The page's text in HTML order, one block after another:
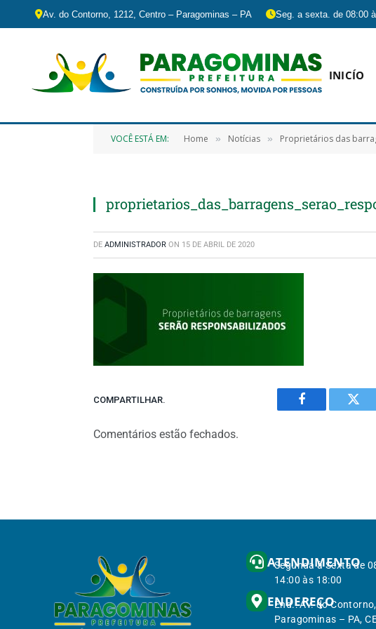
Av. do Contorno, 1212, Centro – Paragominas – PA Seg. a sexta. de 08:00
INICÍO
VOCÊ ESTÁ EM: Home » Notícias » Proprietários das
DE ADMINISTRADOR ON 15 DE ABRIL DE 2020
COMPARTILHAR.
Facebook
Comentários estão fechados.
ATENDIMENTO
Segunda à Sexta de
14:00 às 18:00
ENDEREÇO
End.: Av. do
Paragominas – PA,